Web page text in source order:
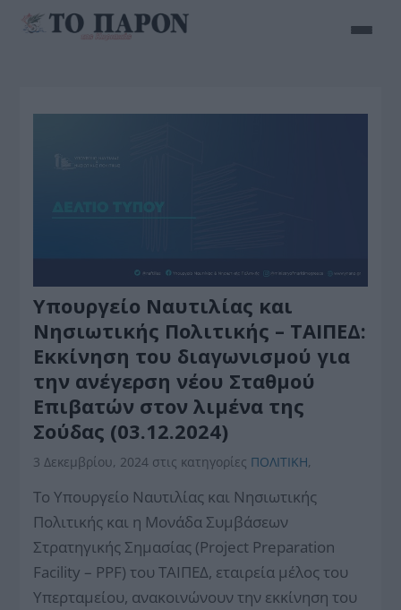
Υπουργείο Ναυτιλίας και
Νησιωτικής Πολιτικής – ΤΑΙΠΕΔ:
Εκκίνηση του διαγωνισμού για
την ανέγερση νέου Σταθμού
Επιβατών στον λιμένα της
Σούδας (03.12.2024)
3 Δεκεμβρίου, 2024 στις κατηγορίες ΠΟΛΙΤΙΚΗ,
Το Υπουργείο Ναυτιλίας και Νησιωτικής
Πολιτικής και η Μονάδα Συμβάσεων
Στρατηγικής Σημασίας (Project Preparation
Facility – PPF) του ΤΑΙΠΕΔ, εταιρεία μέλος του
Υπερταμείου, ανακοινώνουν την εκκίνηση του